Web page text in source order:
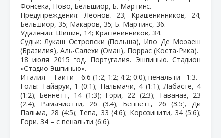
Фонсека, Ново, Бельшиор, Б. Мартинс.
Предупреждения: Леонов, 23; Крашенинников, 24;
Бельшиор, 35; Макаров, 35; Б. Мартинс, 36.
Удаления: Шишин, 14; Крашенинников, 34.
Судьи: Лукаш Островски (Польша), Иво Де Мораеш
(Бразилия), Аль-Салехи (Оман), Поррас (Коста-Рика).
18 июля 2015 год. Португалия. Эшпинью. Стадион
«Стадио Эшпинью».
Италия – Таити – 6:6 (1:2; 1:2; 4:2; 0:0); пенальти - 1:3.
Голы: Тайаруи, 1 (0:1); Пальмачи, 4 (1:1); Лабасте, 4
(1:2); Беннетт, 14 (1:3); Гори, 22 (2:3); Таванае, 23
(2:4); Рамачиотти, 26 (3:4); Беннетт, 26 (3:5); Ди
Пальма, 28 (4:5); Тепа, 33 (4:6); Корозинити, 34 (5:6);
Гори, 34 – с пенальти (6:6).